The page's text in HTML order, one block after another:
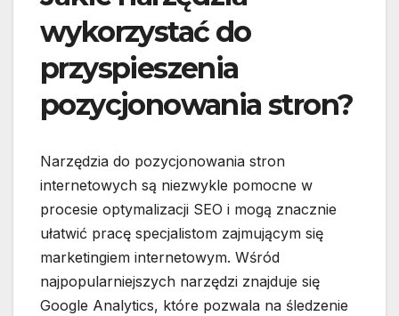
wykorzystać do
przyspieszenia
pozycjonowania stron?
Narzędzia do pozycjonowania stron
internetowych są niezwykle pomocne w
procesie optymalizacji SEO i mogą znacznie
ułatwić pracę specjalistom zajmującym się
marketingiem internetowym. Wśród
najpopularniejszych narzędzi znajduje się
Google Analytics, które pozwala na śledzenie